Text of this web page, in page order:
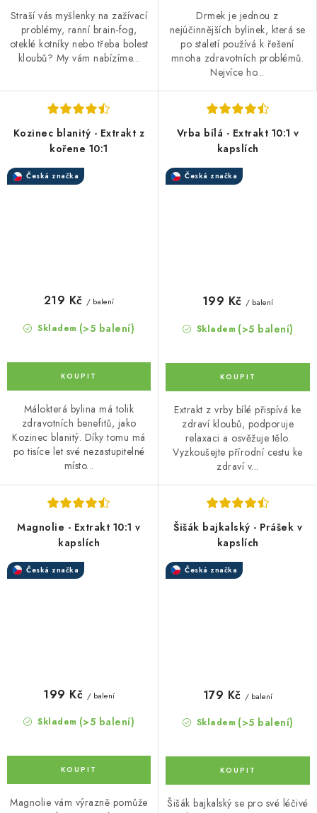
Straší vás myšlenky na zažívací
problémy, ranní brain-fog,
oteklé kotníky nebo třeba bolest
kloubů? My vám nabízíme...
Drmek je jednou z
nejúčinnějších bylinek, která se
po staletí používá k řešení
mnoha zdravotních problémů.
Nejvíce ho...
Kozinec blanitý - Extrakt z
kořene 10:1
Česká značka
Skladem (>5 balení)
219 Kč / balení
Málokterá bylina má tolik
zdravotních benefitů, jako
Kozinec blanitý. Díky tomu má
po tisíce let své nezastupitelné
místo...
Vrba bílá - Extrakt 10:1 v
kapslích
Česká značka
Skladem (>5 balení)
199 Kč / balení
Extrakt z vrby bílé přispívá ke
zdraví kloubů, podporuje
relaxaci a osvěžuje tělo.
Vyzkoušejte přírodní cestu ke
zdraví v...
Magnolie - Extrakt 10:1 v
kapslích
Česká značka
Skladem (>5 balení)
199 Kč / balení
Magnolie vám výrazně pomůže
Šišák bajkalský - Prášek v
kapslích
Česká značka
Skladem (>5 balení)
179 Kč / balení
Šišák bajkalský se pro své léčivé